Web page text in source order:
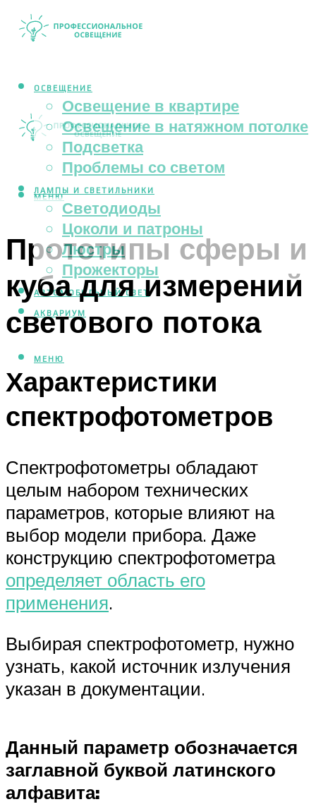
ОСВЕЩЕНИЕ
Освещение в квартире
Освещение в натяжном потолке
Подсветка
Проблемы со светом
ЛАМПЫ И СВЕТИЛЬНИКИ
Светодиоды
Цоколи и патроны
Люстры
Прожекторы
АВТОМОБИЛЬНЫЙ СВЕТ
АКВАРИУМ
МЕНЮ
МЕНЮ
Прототипы сферы и
куба для измерений
светового потока
Характеристики
спектрофотометров
Спектрофотометры обладают
целым набором технических
параметров, которые влияют на
выбор модели прибора. Даже
конструкцию спектрофотометра
определяет область его
применения.
Выбирая спектрофотометр, нужно
узнать, какой источник излучения
указан в документации.
Данный параметр обозначается
заглавной буквой латинского
алфавита: